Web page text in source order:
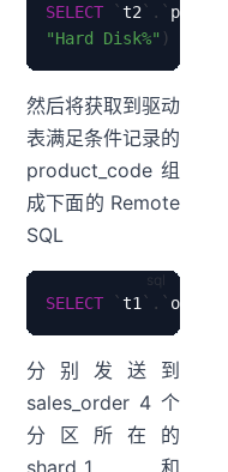
SELECT `t2 ` . `
"Hard Disk%" )
然后将获取到驱动
表满足条件记录的
product_code 组
成下面的 Remote
SQL
SELECT `t1 ` . `
分别发送到
sales_order 4 个
分区所在的